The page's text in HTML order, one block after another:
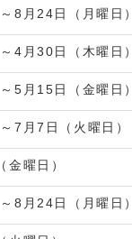
8月24日（月曜日）
4月30日（木曜日）
5月15日（金曜日）
7月7日（火曜日）
金曜日）
8月24日（月曜日）